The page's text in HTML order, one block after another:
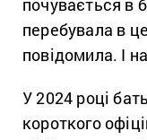
почувається в
перебувала в
повідомила. І
У 2024 році
короткого